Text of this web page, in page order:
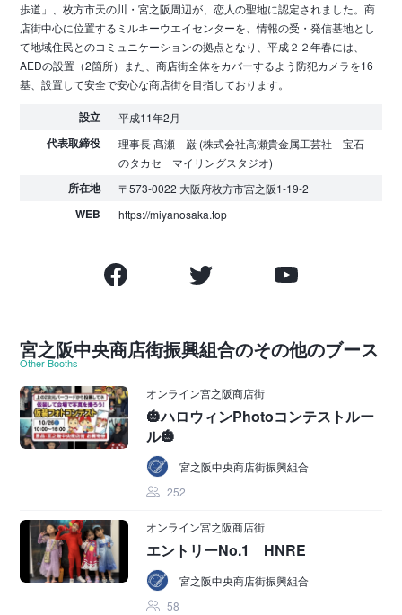
歩道」、枚方市天の川・宮之阪周辺が、恋人の聖地に認定されました。商
店街中心に位置するミルキーウエイセンターを、情報の受・発信基地とし
て地域住民とのコミュニケーションの拠点となり、平成２２年春には、
AEDの設置（2箇所）また、商店街全体をカバーするよう防犯カメラを16
基、設置して安全で安心な商店街を目指しております。
設立 平成11年2月
代表取締役
理事長 髙瀬 巌 (株式会社高瀬貴金属工芸社 宝石
のタカセ マイリングスタジオ)
所在地 〒573-0022 大阪府枚方市宮之阪1-19-2
WEB https://miyanosaka.top
宮之阪中央商店街振興組合のその他のブース
Other Booths
オンライン宮之阪商店街
🎃ハロウィンPhotoコンテストルー
ル🎃
宮之阪中央商店街振興組合
252
オンライン宮之阪商店街
エントリーNo.1 HNRE
宮之阪中央商店街振興組合
58